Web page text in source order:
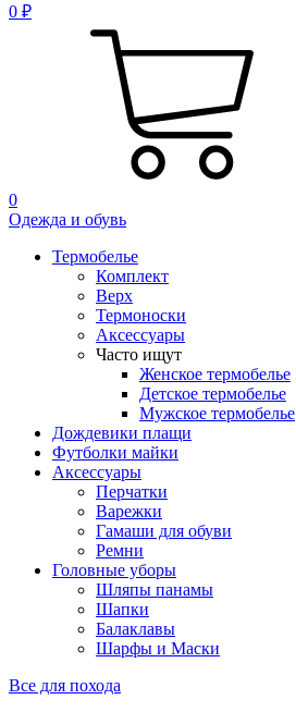
0 ₽
0
Одежда и обувь
Термобелье
Комплект
Верх
Термоноски
Аксессуары
Часто ищут
Женское термобелье
Детское термобелье
Мужское термобелье
Дождевики плащи
Футболки майки
Аксессуары
Перчатки
Варежки
Гамаши для обуви
Ремни
Головные уборы
Шляпы панамы
Шапки
Балаклавы
Шарфы и Маски
Все для похода